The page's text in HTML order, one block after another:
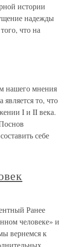
истории
надежды
что на
нашего мнения
является то, что
I и II века.
себе
Ранее
человеке» и
вернемся к